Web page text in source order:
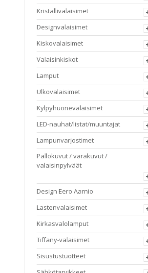
Kristallivalaisimet
Designvalaisimet
Kiskovalaisimet
Valaisinkiskot
Lamput
Ulkovalaisimet
Kylpyhuonevalaisimet
LED-nauhat/listat/muuntajat
Lampunvarjostimet
Pallokuvut / varakuvut /
valaisinpylväät
Design Eero Aarnio
Lastenvalaisimet
Kirkasvalolamput
Tiffany-valaisimet
Sisustustuotteet